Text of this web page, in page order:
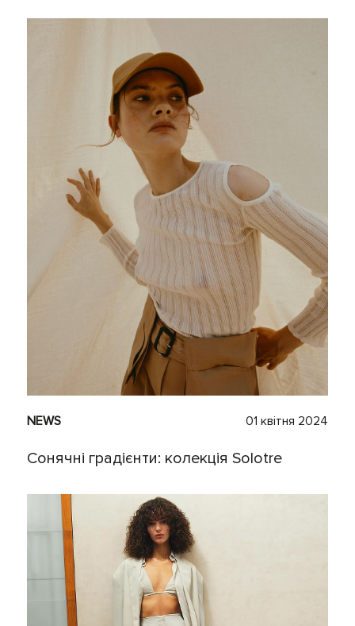
NEWS 01 квітня 2024
Сонячні градієнти: колекція Solotre